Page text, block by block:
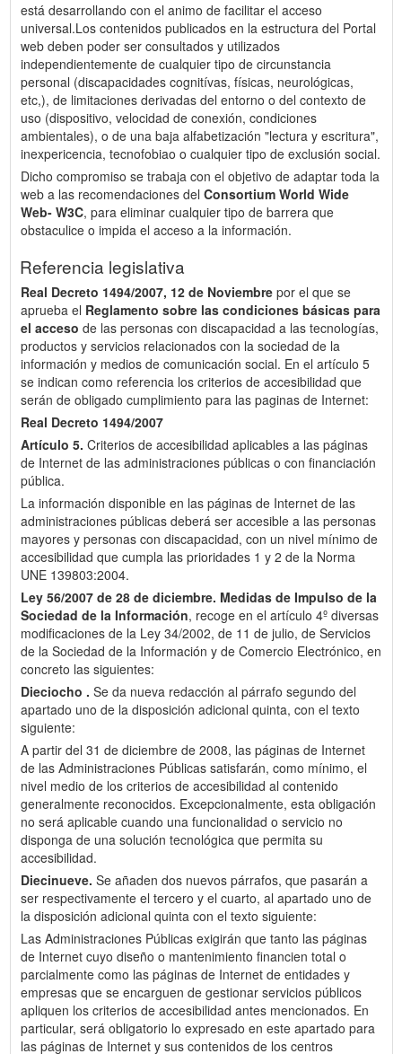
está desarrollando con el animo de facilitar el acceso
universal.Los contenidos publicados en la estructura del Portal
web deben poder ser consultados y utilizados
independientemente de cualquier tipo de circunstancia
personal (discapacidades cognitívas, físicas, neurológicas,
etc,), de limitaciones derivadas del entorno o del contexto de
uso (dispositivo, velocidad de conexión, condiciones
ambientales), o de una baja alfabetización "lectura y escritura",
inexpericencia, tecnofobiao o cualquier tipo de exclusión social.
Dicho compromiso se trabaja con el objetivo de adaptar toda la
web a las recomendaciones del Consortium World Wide
Web- W3C, para eliminar cualquier tipo de barrera que
obstaculice o impida el acceso a la información.
Referencia legislativa
Real Decreto 1494/2007, 12 de Noviembre por el que se
aprueba el Reglamento sobre las condiciones básicas para
el acceso de las personas con discapacidad a las tecnologías,
productos y servicios relacionados con la sociedad de la
información y medios de comunicación social. En el artículo 5
se indican como referencia los criterios de accesibilidad que
serán de obligado cumplimiento para las paginas de Internet:
Real Decreto 1494/2007
Artículo 5. Criterios de accesibilidad aplicables a las páginas
de Internet de las administraciones públicas o con financiación
pública.
La información disponible en las páginas de Internet de las
administraciones públicas deberá ser accesible a las personas
mayores y personas con discapacidad, con un nivel mínimo de
accesibilidad que cumpla las prioridades 1 y 2 de la Norma
UNE 139803:2004.
Ley 56/2007 de 28 de diciembre. Medidas de Impulso de la
Sociedad de la Información, recoge en el artículo 4º diversas
modificaciones de la Ley 34/2002, de 11 de julio, de Servicios
de la Sociedad de la Información y de Comercio Electrónico, en
concreto las siguientes:
Dieciocho . Se da nueva redacción al párrafo segundo del
apartado uno de la disposición adicional quinta, con el texto
siguiente:
A partir del 31 de diciembre de 2008, las páginas de Internet
de las Administraciones Públicas satisfarán, como mínimo, el
nivel medio de los criterios de accesibilidad al contenido
generalmente reconocidos. Excepcionalmente, esta obligación
no será aplicable cuando una funcionalidad o servicio no
disponga de una solución tecnológica que permita su
accesibilidad.
Diecinueve. Se añaden dos nuevos párrafos, que pasarán a
ser respectivamente el tercero y el cuarto, al apartado uno de
la disposición adicional quinta con el texto siguiente:
Las Administraciones Públicas exigirán que tanto las páginas
de Internet cuyo diseño o mantenimiento financien total o
parcialmente como las páginas de Internet de entidades y
empresas que se encarguen de gestionar servicios públicos
apliquen los criterios de accesibilidad antes mencionados. En
particular, será obligatorio lo expresado en este apartado para
las páginas de Internet y sus contenidos de los centros